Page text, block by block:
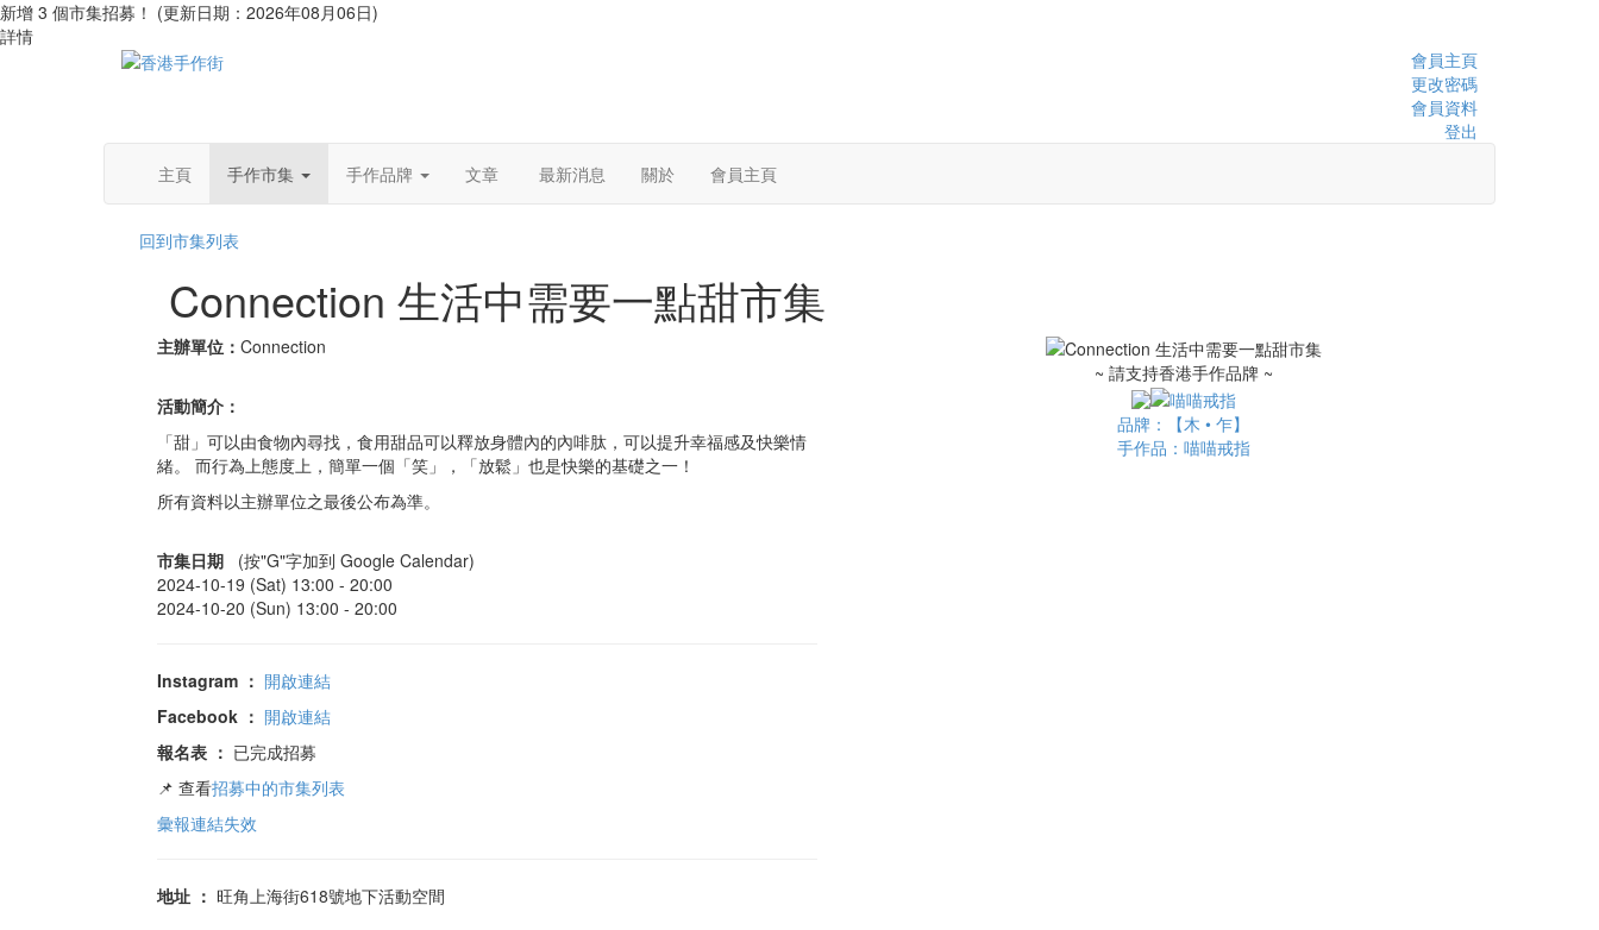
新增 3 個市集招募！ (更新日期：2026年08月06日)
詳情
會員主頁
更改密碼
會員資料
登出
主頁
手作市集 手作品牌 文章 最新消息 關於 會員主頁
回到市集列表
Connection 生活中需要一點甜市集
~ 請支持香港手作品牌 ~
品牌：【木 • 乍】
手作品：喵喵戒指
主辦單位： Connection
活動簡介：
「甜」可以由食物內尋找，食用甜品可以釋放身體內的內啡肽，可以提升幸福感及快樂情
緒。 而行為上態度上，簡單一個「笑」，「放鬆」也是快樂的基礎之一！
所有資料以主辦單位之最後公布為準。
市集日期
(按"G"字加到 Google Calendar)
2024-10-19 (Sat) 13:00 - 20:00
2024-10-20 (Sun) 13:00 - 20:00
Instagram ： 開啟連結
Facebook ： 開啟連結
報名表 ： 已完成招募
📌 查看招募中的市集列表
彙報連結失效
地址 ： 旺角上海街618號地下活動空間